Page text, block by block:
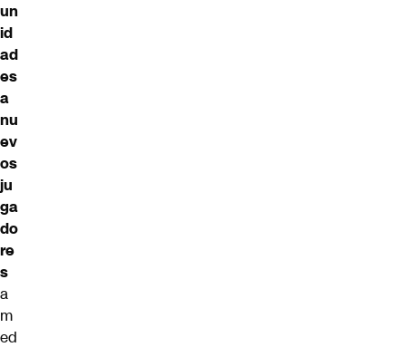
un
id
ad
es
a
nu
ev
os
ju
ga
do
re
s
a
m
ed